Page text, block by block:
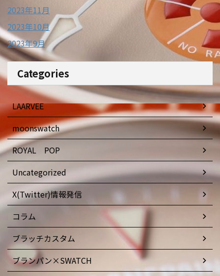
2023年11月
2023年10月
2023年9月
Categories
LAARVEE
moonswatch
ROYAL POP
Uncategorized
X(Twitter)情報発信
コラム
ブラッチカスタム
ブランパン×SWATCH